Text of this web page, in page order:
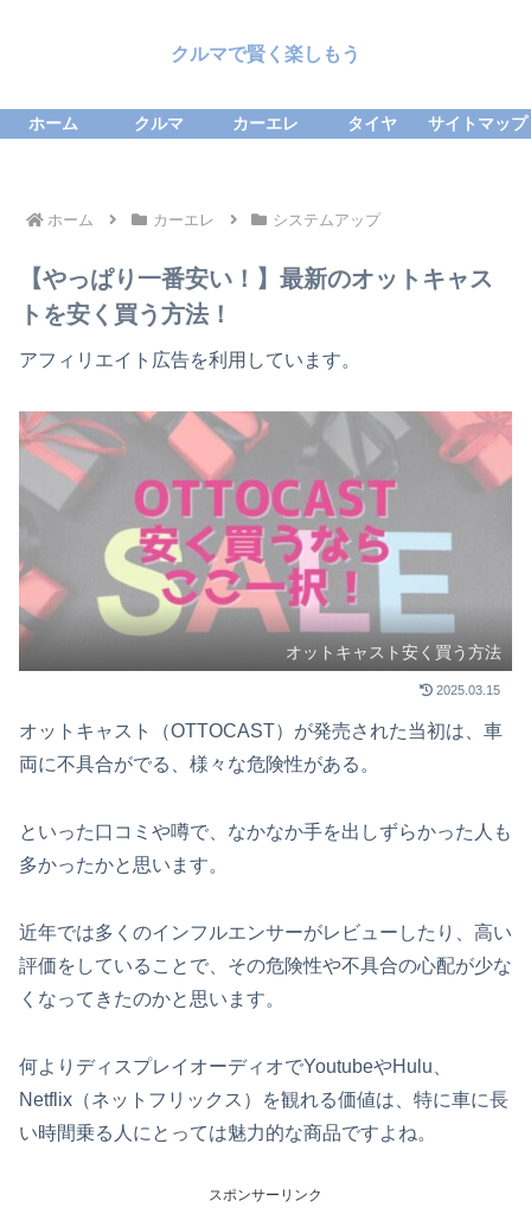
クルマで賢く楽しもう
ホーム クルマ カーエレ タイヤ サイトマップ
ホーム カーエレ システムアップ
【やっぱり一番安い！】最新のオットキャス
トを安く買う方法！
アフィリエイト広告を利用しています。
オットキャスト安く買う方法
2025.03.15
オットキャスト（OTTOCAST）が発売された当初は、車
両に不具合がでる、様々な危険性がある。
といった口コミや噂で、なかなか手を出しずらかった人も
多かったかと思います。
近年では多くのインフルエンサーがレビューしたり、高い
評価をしていることで、その危険性や不具合の心配が少な
くなってきたのかと思います。
何よりディスプレイオーディオでYoutubeやHulu、
Netflix（ネットフリックス）を観れる価値は、特に車に長
い時間乗る人にとっては魅力的な商品ですよね。
スポンサーリンク